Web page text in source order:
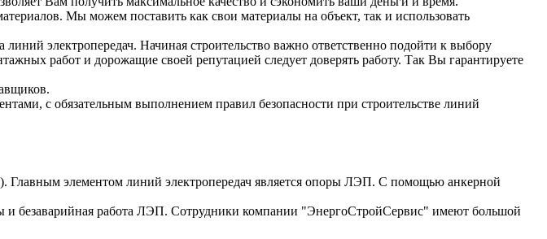
Мы можем поставить как свои материалы на объект, так и использовать
электропередач. Начиная строительство важно ответственно подойти к выбору
работ и дорожащие своей репутацией следует доверять работу. Так Вы гарантируете
с обязательным выполнением правил безопасности при строительстве линий
Главным элементом линий электропередач является опоры ЛЭП. С помощью анкерной
и безаварийная работа ЛЭП. Сотрудники компании "ЭнергоСтройСервис" имеют большой